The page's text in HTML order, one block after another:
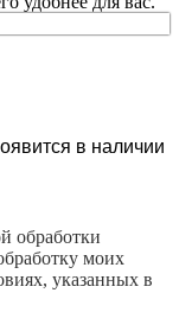
в наличии
обработки
моих
указанных в